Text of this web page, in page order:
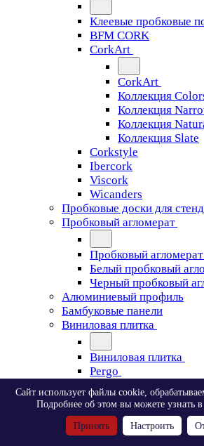
Клеевые пробковые
BFM CORK
CorkArt
CorkArt
Коллекция
Коллекция
Коллекция
Коллекция Slate
Corkstyle
Ibercork
Viscork
Wicanders
Пробковые доски для
Пробковый агломерат
Пробковый агломерат
Белый пробковый
Черный пробковый
Алюминиевый профиль
Бамбуковые панели
Виниловая плитка
Виниловая плитка
Pergo
Pergo
Classic Plank
Modern Plank
Сайт использует файлы cookie,
Подробнее об этом вы можете узнать в
Принять Настроить